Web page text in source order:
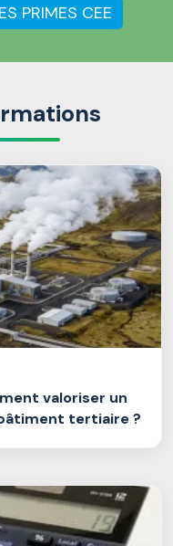
PRIMES CEE
valoriser un
tertiaire ?